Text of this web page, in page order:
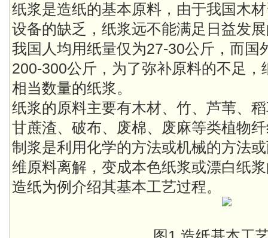
纸浆是造纸的基本原料，由于我国木
设备的缺乏，纸浆远不能满足日益发
我国人均用纸量仅为27-30公斤，而国
200-300公斤，为了弥补原料的不足
相当数量的纸浆。
纸浆的原料主要有木材、竹、芦苇、
甘蔗渣、破布、废棉、废麻等类植物
制浆是利用化学的方法或机械的方法
维原料离解，变成本色纸浆或漂白纸
造纸为例介绍其基本工艺过程。